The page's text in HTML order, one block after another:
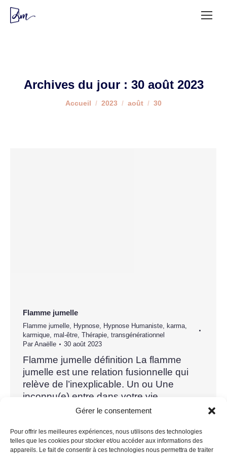
Gérer le consentement
Pour offrir les meilleures expériences, nous utilisons des technologies
telles que les cookies pour stocker et/ou accéder aux informations des
appareils. Le fait de consentir à ces technologies nous permettra de traiter
Archives du jour : 30 août 2023
Vous êtes ici :
Accueil 2023 août 30
Flamme jumelle
Flamme jumelle, Hypnose, Hypnose Humaniste, karma,
karmique, mal-être, Thérapie, transgénérationnel
Par Anaëlle 30 août 2023
Flamme jumelle définition La flamme
jumelle est une relation fusionnelle qui
relève de l’inexplicable. Un ou Une
inconnu(e) entre dans votre vie,
bouleverse votre cœur et fait chavirer vos
retrouvent et qui vibrent sur la même
longueur d’onde. On a l’impression de se